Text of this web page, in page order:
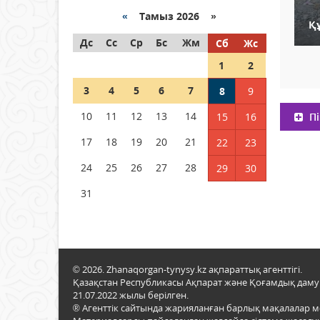
граждане Казахстана,
находящиеся за рубежом?
05 тамыз 2026 ж. 139
Шетелде жүрген Қазақстан
азаматтары қалай дауыс
бере алады?
« Тамыз 2026 »
Дс
Сс Ср Бс Жм Сб
Жс
1
2
3
4 5 6 7 8
9
10
11 12 13 14 15
16
17
18 19 20 21 22
23
24
25 26 27 28 29
30
31
© 2026. Zhanaqorgan-tynysy.kz ақпараттық агенттігі.
Қазақстан Республикасы Ақпарат және Қоғамдық даму
21.07.2022 жылы берілген.
® Агенттік сайтында жарияланған барлық